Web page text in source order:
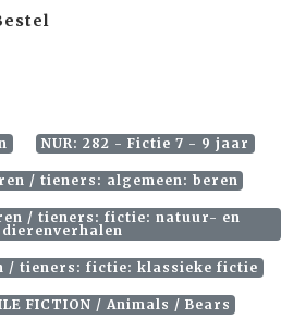
NUR: 282 - Fictie 7 - 9 jaar
/ tieners: algemeen: beren
/ tieners: fictie: natuur- en
dierenverhalen
/ tieners: fictie: klassieke fictie
FICTION / Animals / Bears